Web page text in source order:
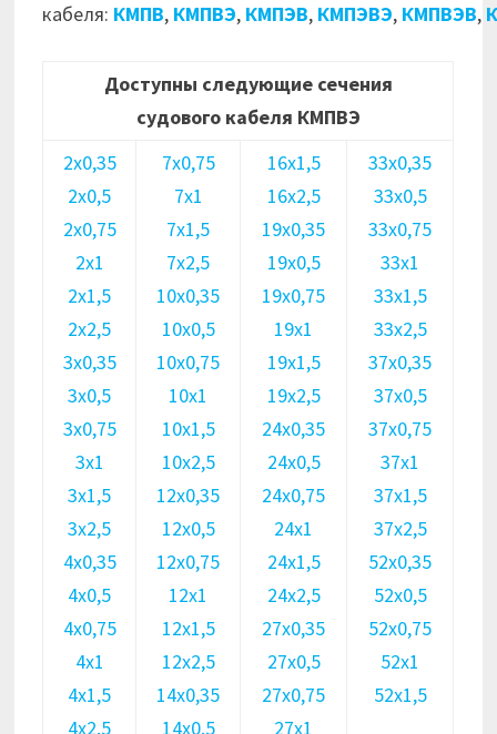
кабеля: КМПВ, КМПВЭ, КМПЭВ, КМПЭВЭ, КМПВЭВ,
Доступны следующие сечения
судового кабеля КМПВЭ
2х0,35
2х0,5
2х0,75
2х1
2х1,5
2х2,5
3х0,35
3х0,5
3х0,75
3х1
3х1,5
3х2,5
4х0,35
4х0,5
4х0,75
4х1
4х1,5
4х2,5
7х0,75
7х1
7х1,5
7х2,5
10х0,35
10х0,5
10х0,75
10х1
10х1,5
10х2,5
12х0,35
12х0,5
12х0,75
12х1
12х1,5
12х2,5
14х0,35
14х0,5
16х1,5
16х2,5
19х0,35
19х0,5
19х0,75
19х1
19х1,5
19х2,5
24х0,35
24х0,5
24х0,75
24х1
24х1,5
24х2,5
27х0,35
27х0,5
27х0,75
27х1
33х0,35
33х0,5
33х0,75
33х1
33х1,5
33х2,5
37х0,35
37х0,5
37х0,75
37х1
37х1,5
37х2,5
52х0,35
52х0,5
52х0,75
52х1
52х1,5